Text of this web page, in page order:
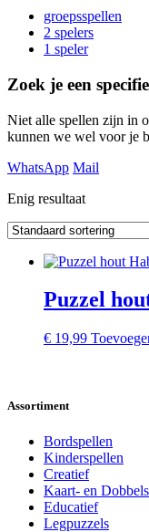
groepsspellen
2 spelers
1 speler
Zoek je een
Niet alle spellen zijn in
kunnen we wel voor je
WhatsApp Mail
Enig resultaat
Puzzel
€ 19,99
Assortiment
Bordspellen
Kinderspellen
Creatief
Kaart- en
Educatief
Legpuzzels